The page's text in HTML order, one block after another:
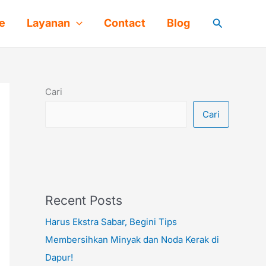
Layanan Contact Blog Cari
Cari
Cari
Recent Posts
Harus Ekstra Sabar, Begini Tips
Membersihkan Minyak dan Noda Kerak di
Dapur!